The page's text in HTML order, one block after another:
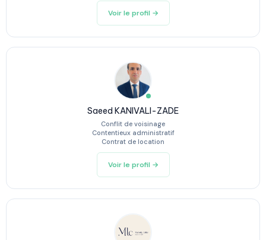
Voir le profil →
Saeed KANIVALI-ZADE
Conflit de voisinage
Contentieux administratif
Contrat de location
Voir le profil →